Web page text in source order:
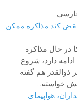
نقض کند مذاکره ممکن
در حال مذاکره
دارد، شروع
هم گفته
خواسته...
هواپیمای